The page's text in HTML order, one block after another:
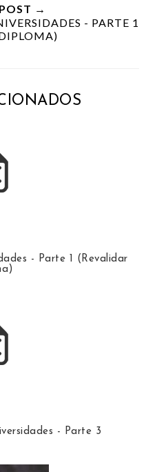
→
- PARTE 1
- Parte 1 (Revalidar
- Parte 3